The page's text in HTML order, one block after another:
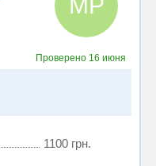
Проверено 16 июня
1100 грн.